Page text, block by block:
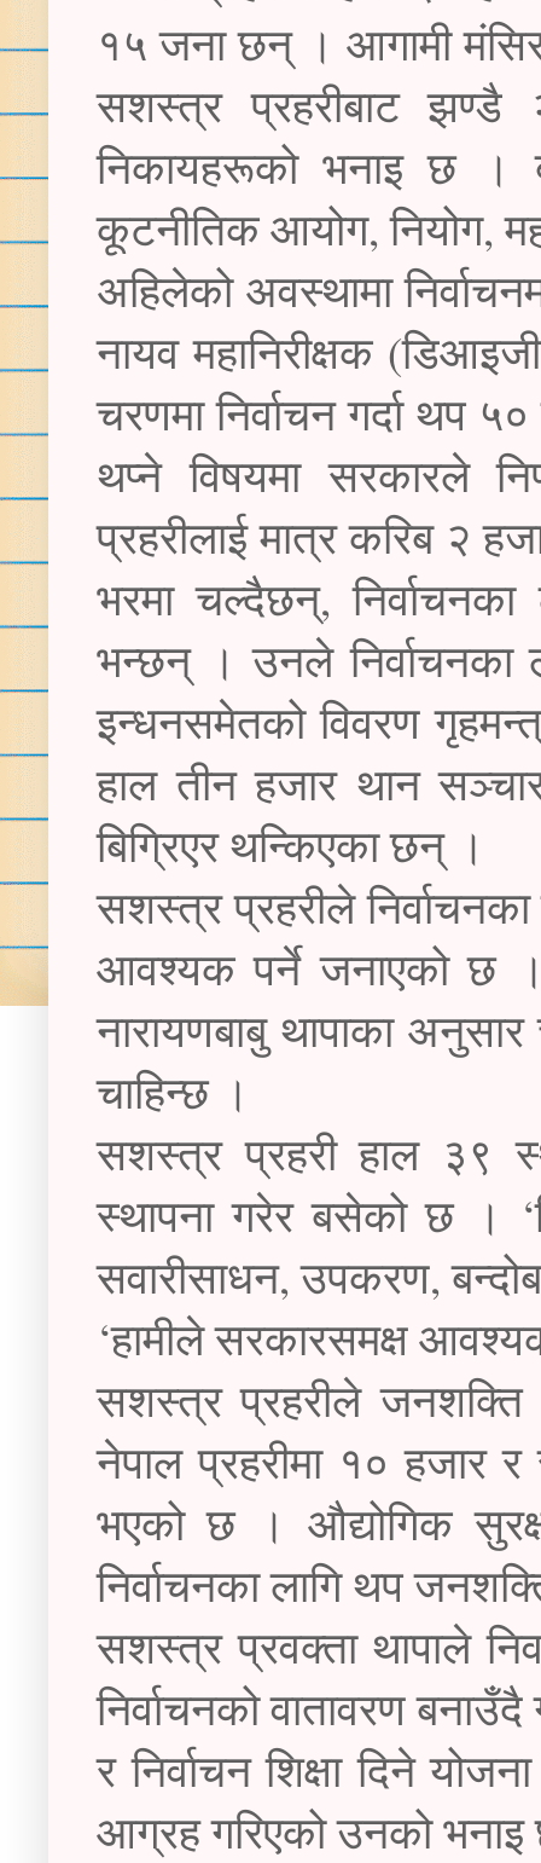
१५ जना छन् । आगामी मंसिर
सशस्त्र प्रहरीबाट
निकायहरूको भनाइ छ ।
कूटनीतिक आयोग, नियोग,
अहिलेको अवस्थामा
नायव महानिरीक्षक
चरणमा निर्वाचन गर्दा थप
थप्ने विषयमा सरकारले
प्रहरीलाई मात्र करिब २
भरमा चल्दैछन्,
भन्छन् । उनले
इन्धनसमेतको विवरण
हाल तीन हजार थान
बिग्रिएर थन्किएका छन् ।
सशस्त्र प्रहरीले
आवश्यक पर्ने जनाएको छ ।
नारायणबाबु थापाका
चाहिन्छ ।
सशस्त्र प्रहरी हाल ३९
स्थापना गरेर बसेको छ ।
सवारीसाधन, उपकरण,
‘हामीले सरकारसमक्ष
सशस्त्र प्रहरीले जनशक्ति
नेपाल प्रहरीमा १० हजार
भएको छ । औद्योगिक
निर्वाचनका लागि थप
सशस्त्र प्रवक्ता थापाले
निर्वाचनको वातावरण
र निर्वाचन शिक्षा दिने
आग्रह गरिएको उनको